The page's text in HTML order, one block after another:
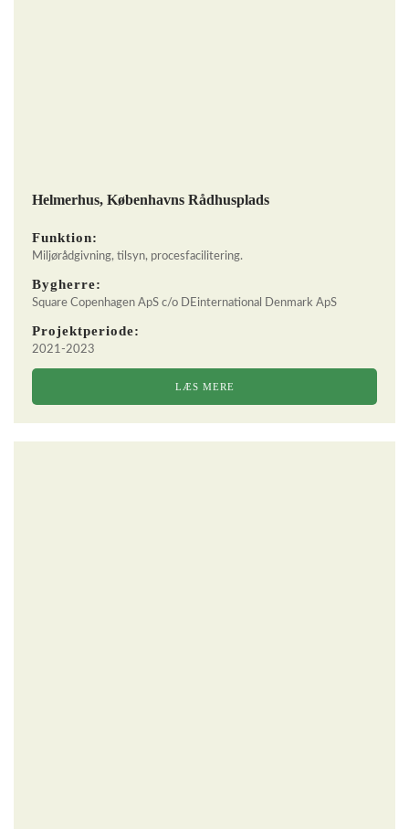
Helmerhus, Københavns Rådhusplads
Funktion:
Miljørådgivning, tilsyn, procesfacilitering.
Bygherre:
Square Copenhagen ApS c/o DEinternational Denmark ApS
Projektperiode:
2021-2023
LÆS MERE